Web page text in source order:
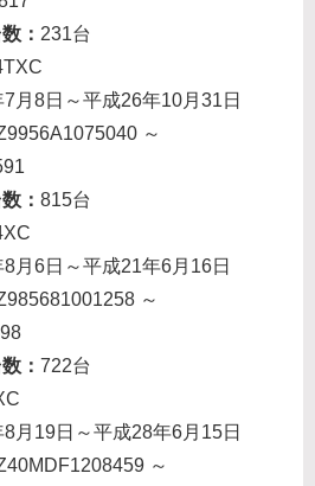
： 231台
月8日～平成26年10月31日
～
： 815台
月6日～平成21年6月16日
～
： 722台
月19日～平成28年6月15日
～